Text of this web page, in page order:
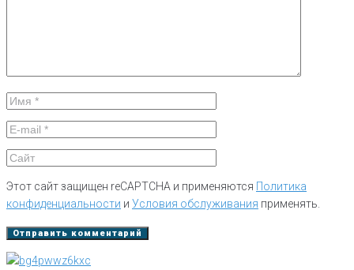
Этот сайт защищен reCAPTCHA и применяются Политика
конфиденциальности и Условия обслуживания применять.